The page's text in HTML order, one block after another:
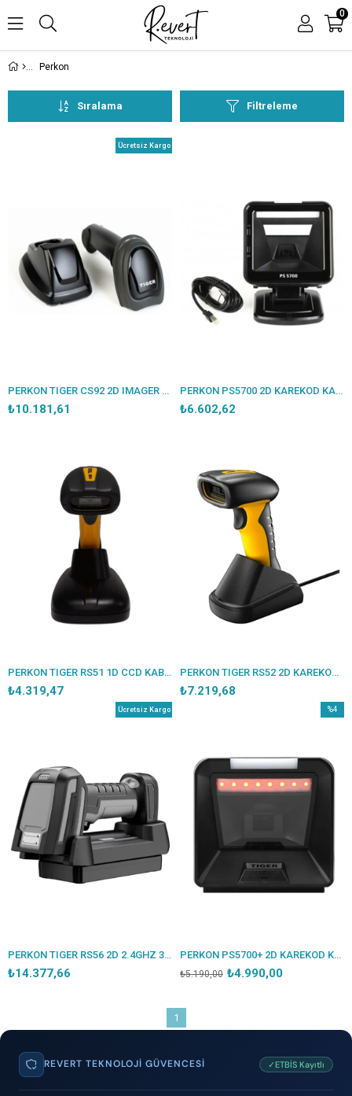
0
Perkon
Filtreleme
Sıralama
PERKON TIGER CS92 2D IMAGER / KAREKOD KABLOSUZ USB BARKOD OKUYUCU + STAND
₺10.181,61
Ücretsiz Kargo
PERKON PS5700 2D KAREKOD KABLOLU USB MASAÜSTÜ BARKOD OKUYUCU+AYAKLI
₺6.602,62
PERKON TIGER RS51 1D CCD KABLOSUZ BARKOD OKUYUCU + CRADLE
₺4.319,47
PERKON TIGER RS52 2D KAREKOD KABLOSUZ BLUETOOTH BARKOD OKUYUCU + CRADLE
₺7.219,68
PERKON TIGER RS56 2D 2.4GHZ 300M + BT+USB KABLOSUZ ULTRA DAYANIKLI IP67 ENDÜSTRİYEL BARKOD OKUYUCU + CRADLE
₺14.377,66
Ücretsiz Kargo
PERKON PS5700+ 2D KAREKOD KABLOLU USB MASAÜSTÜ BARKOD OKUYUCU
₺4.990,00
₺5.190,00
%4
1
REVERT TEKNOLOJI GÜVENCESI ✓ETBİS Kayıtlı